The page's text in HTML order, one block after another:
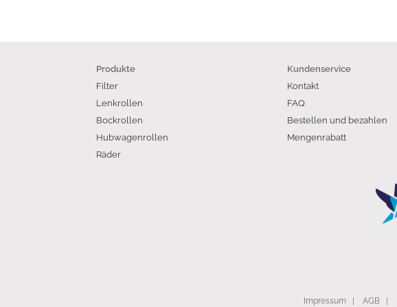
Produkte
Filter
Lenkrollen
Bockrollen
Hubwagenrollen
Räder
Kundenservice
Kontakt
FAQ
Bestellen und bezahlen
Mengenrabatt
Impressum| AGB|